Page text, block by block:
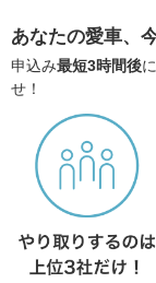
あなたの愛車、
申込み最短3時間後に
せ！